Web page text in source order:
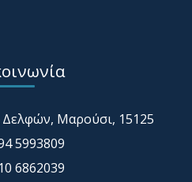
Δελφών, Μαρούσι, 15125
5993809
6862039